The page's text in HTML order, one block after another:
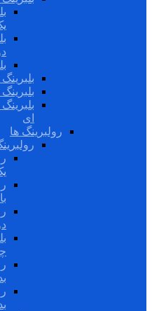
ای
رولبرینگ ها